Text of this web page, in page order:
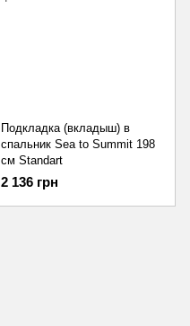
Подкладка (вкладыш) в
спальник Sea to Summit 198
см Standart
2 136 грн